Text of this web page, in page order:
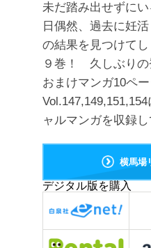
未だ踏み出せずに
日偶然、過去に妊
の結果を見つけて
９巻！ 久しぶりの
おまけマンガ10ペ
ャルマンガを収録
横馬場
デジタル版を購入